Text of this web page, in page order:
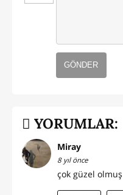
GÖNDER
YORUMLAR:
Miray
8 yıl önce
çok güzel olmuş